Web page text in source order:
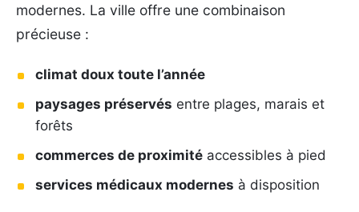
modernes. La ville offre une combinaison
précieuse :
climat doux toute l’année
paysages préservés entre plages, marais et
forêts
commerces de proximité accessibles à pied
services médicaux modernes à disposition